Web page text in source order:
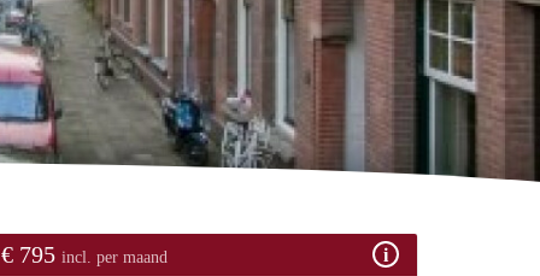
€ 795 incl. per maand